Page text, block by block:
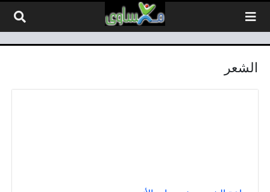
الشعر